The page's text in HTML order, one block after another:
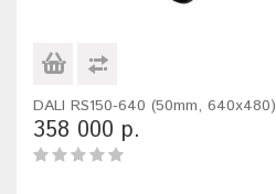
DALI RS150-640 (50mm, 640x480)
358 000 р.